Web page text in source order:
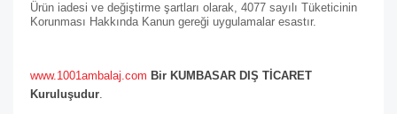
Ürün iadesi ve değiştirme şartları olarak, 4077 sayılı Tüketicinin
Korunması Hakkında Kanun gereği uygulamalar esastır.
www.1001ambalaj.com Bir KUMBASAR DIŞ TİCARET
Kuruluşudur.